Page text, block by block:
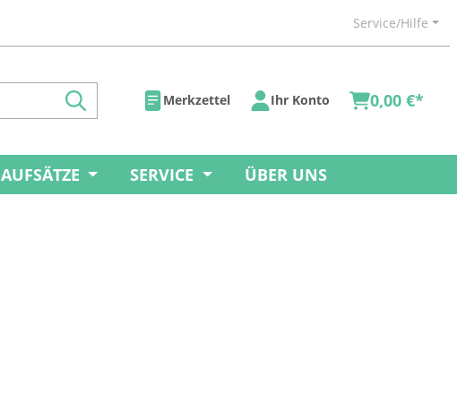
Service/Hilfe
Merkzettel Ihr Konto 0,00 €*
AUFSÄTZE SERVICE ÜBER UNS